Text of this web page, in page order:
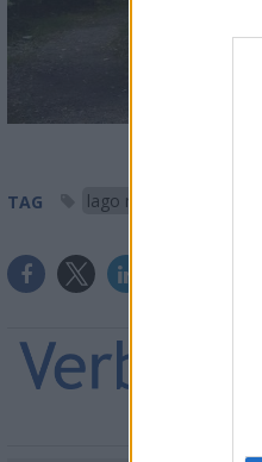
TAG
lago maggiore